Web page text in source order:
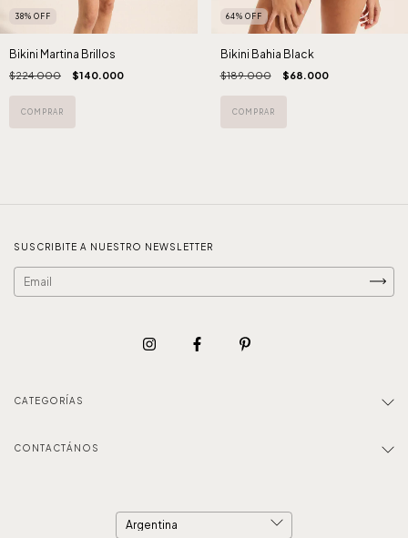
38% OFF
Bikini Martina Brillos
$224.000 $140.000
COMPRAR
64% OFF
Bikini Bahia Black
$189.000 $68.000
COMPRAR
SUSCRIBITE A NUESTRO NEWSLETTER
CATEGORÍAS
CONTACTÁNOS